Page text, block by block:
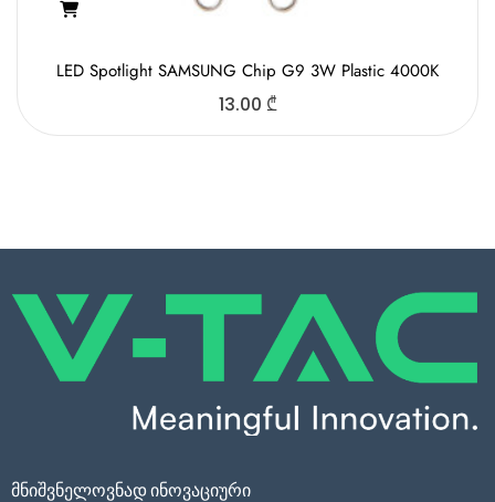
LED Spotlight SAMSUNG Chip G9 3W Plastic 4000K
13.00 ₾
მნიშვნელოვნად ინოვაციური